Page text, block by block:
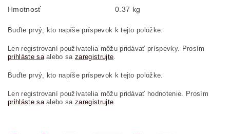
Hmotnosť 0.37 kg
Buďte prvý, kto napíše príspevok k tejto položke.
Len registrovaní používatelia môžu pridávať príspevky. Prosím
prihláste saalebo sazaregistrujte.
Buďte prvý, kto napíše príspevok k tejto položke.
Len registrovaní používatelia môžu pridávať hodnotenie. Prosím
prihláste saalebo sazaregistrujte.